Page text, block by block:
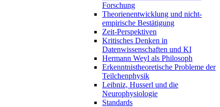
Forschung
Theorienentwicklung und nicht-
empirische Bestätigung
Zeit-Perspektiven
Kritisches Denken in
Datenwissenschaften und KI
Hermann Weyl als Philosoph
Erkenntnistheoretische Probleme der
Teilchenphysik
Leibniz, Husserl und die
Neurophysiologie
Standards